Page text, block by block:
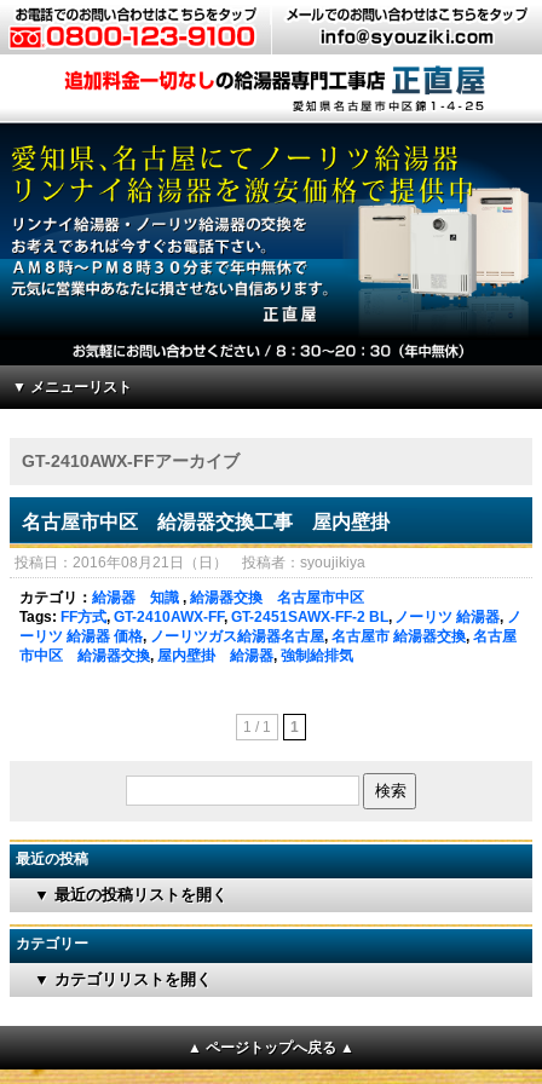
▼ メニューリスト
GT-2410AWX-FFアーカイブ
名古屋市中区 給湯器交換工事 屋内壁掛
投稿日：2016年08月21日（日） 投稿者：syoujikiya
カテゴリ： 給湯器 知識, 給湯器交換 名古屋市中区
Tags: FF方式, GT-2410AWX-FF, GT-2451SAWX-FF-2 BL, ノーリツ 給湯器, ノ
ーリツ 給湯器 価格, ノーリツガス給湯器名古屋, 名古屋市 給湯器交換, 名古屋
市中区 給湯器交換, 屋内壁掛 給湯器, 強制給排気
1 / 1 1
最近の投稿
▼ 最近の投稿リストを開く
カテゴリー
▼ カテゴリリストを開く
▲ ページトップへ戻る ▲